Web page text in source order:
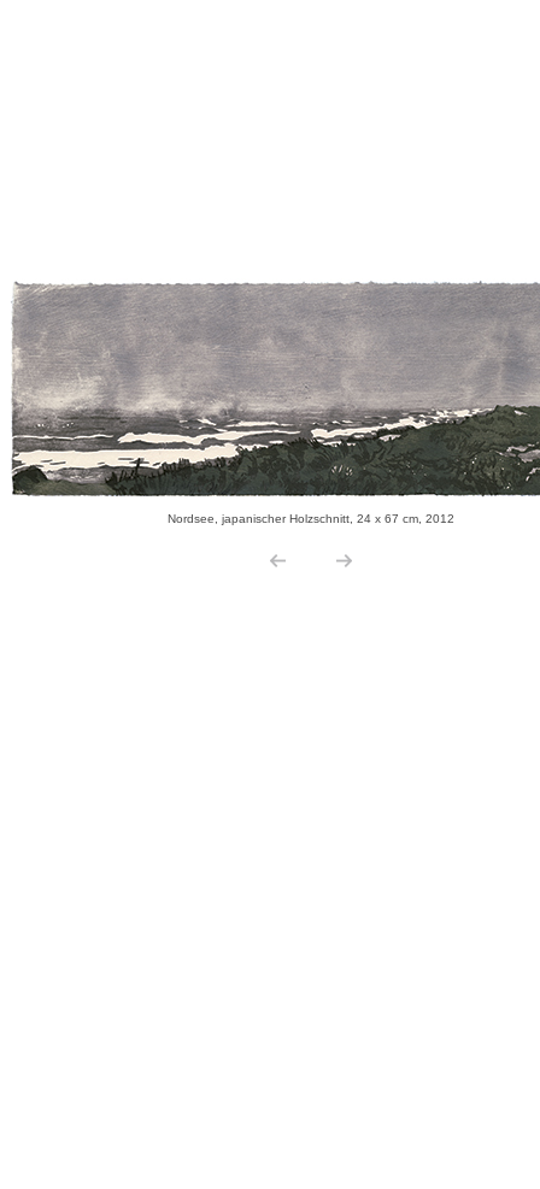
Nordsee, japanischer Holzschnitt, 24 x 67 cm, 2012